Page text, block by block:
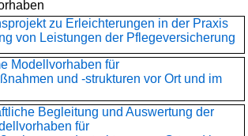
zu Erleichterungen in der Praxis
von Leistungen der Pflegeversicherung
Modellvorhaben für
und -strukturen vor Ort und im
Begleitung und Auswertung der
für